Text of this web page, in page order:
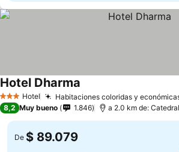
3 Estrellas
Hotel Habitaciones coloridas y
Hotel Dharma
8,2 Muy bueno 1.846 a 2.0 km de:
De $ 89.079